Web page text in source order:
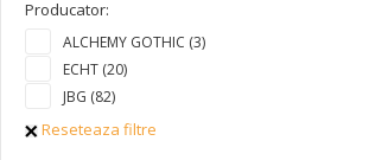
Producator:
ALCHEMY GOTHIC (3)
ECHT (20)
JBG (82)
Reseteaza filtre